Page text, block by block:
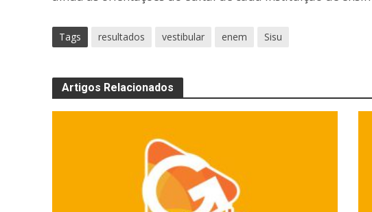
Tags resultados vestibular enem Sisu
Artigos Relacionados